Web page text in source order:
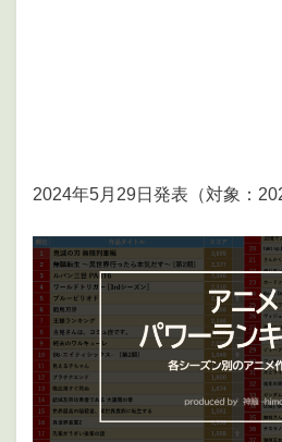
2024年5月29日発表（対象：